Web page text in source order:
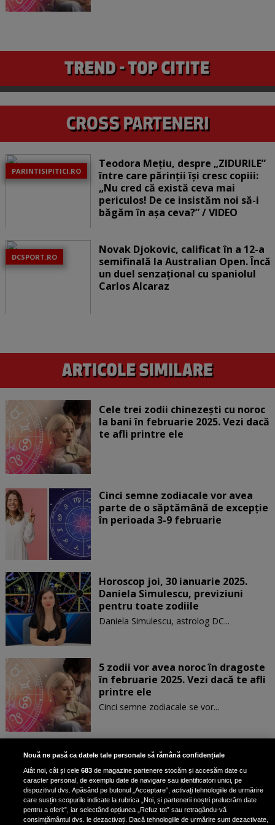
PARINTISIPITICI.RO
Teodora Mețiu, despre „ZIDURILE”
între care părinții își cresc copiii:
„Nu cred că există ceva mai
periculos! De ce insistăm noi să-i
băgăm în așa ceva?” / VIDEO
DCSPORT.RO
Novak Djokovic, calificat în a 12-a
semifinală la Australian Open. Încă
un duel senzațional cu spaniolul
Carlos Alcaraz
Cele trei zodii chinezești cu noroc
la bani în februarie 2025. Vezi dacă
te afli printre ele
Cinci semne zodiacale vor avea
parte de o săptămână de excepție
în perioada 3-9 februarie
Horoscop joi, 30 ianuarie 2025.
Daniela Simulescu, previziuni
pentru toate zodiile
Daniela Simulescu, astrolog DC...
5 zodii vor avea noroc în dragoste
în februarie 2025. Vezi dacă te afli
printre ele
Cinci semne zodiacale se vor...
Patru zodii primesc un mesaj
special de la Univers pe 30
ianuarie. Vezi dacă te afli printre
ele
Nouă ne pasă ca datele tale personale să rămână confidențiale
Atât noi, cât și cele683 de magazine partenere stocăm și accesăm date cu
caracter personal, de exemplu date de navigare sau identificatori unici, pe
dispozitivul dvs. Apăsând pe butonul „Acceptare”, activați tehnologiile de urmărire
care susțin scopurile indicate la rubrica „Noi, și partenerii noștri prelucrăm date
pentru a oferi:”, iar selectând opțiunea „Refuz tot” sau retragându-vă
consimțământul dvs. le dezactivați. Dacă tehnologiile de urmărire sunt dezactivate,